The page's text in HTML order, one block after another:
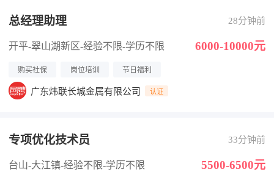
总经理助理 28分钟前
开平-翠山湖新区-经验不限-学历不限 6000-10000元
购买社保 岗位培训 节日福利
广东炜联长城金属有限公司 认证
专项优化技术员 33分钟前
台山-大江镇-经验不限-学历不限 5500-6500元